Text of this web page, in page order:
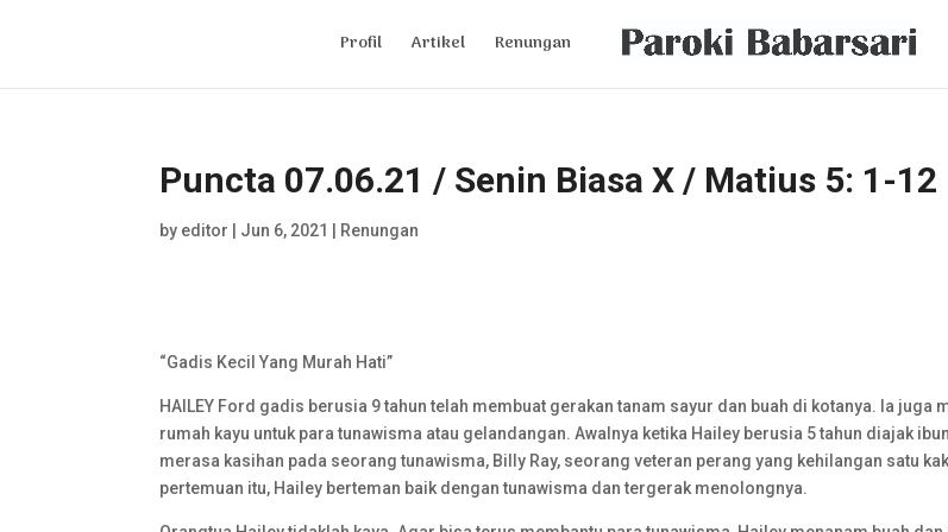
Profil Artikel Renungan
Puncta 07.06.21 / Senin Biasa X / Matius 5: 1-12
by editor Jun 6, 2021 Renungan
“Gadis Kecil Yang Murah Hati”
HAILEY Ford gadis berusia 9 tahun telah membuat gerakan tanam sayur dan buah di kotanya. Ia juga
rumah kayu untuk para tunawisma atau gelandangan. Awalnya ketika Hailey berusia 5 tahun diajak
merasa kasihan pada seorang tunawisma, Billy Ray, seorang veteran perang yang kehilangan satu
pertemuan itu, Hailey berteman baik dengan tunawisma dan tergerak menolongnya.